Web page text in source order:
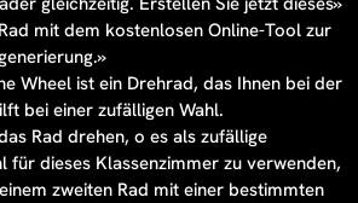
mit dem kostenlosen Online-Tool zur
Wheel ist ein Drehrad, das Ihnen bei der
bei einer zufälligen Wahl.
Rad drehen, o es als zufällige
für dieses Klassenzimmer zu verwenden,
zweiten Rad mit einer bestimmten